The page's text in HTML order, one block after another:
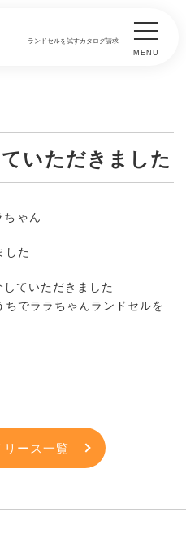
ランドセルを試すカタログ請求
MENU
いただきました
した
ていただきました
でララちゃんランドセルを
ース一覧